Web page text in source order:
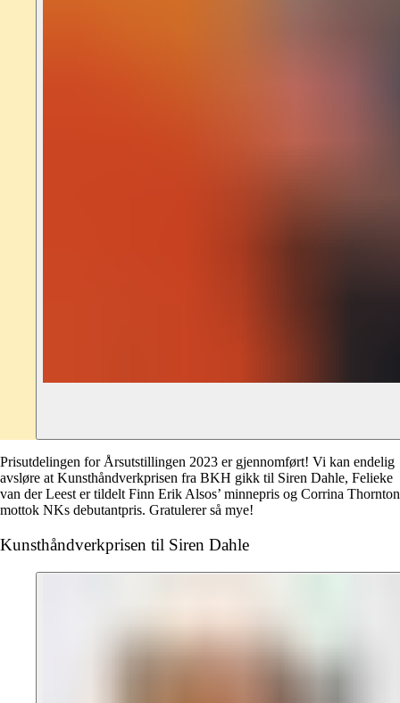
Prisutdelingen for Årsutstillingen 2023 er gjennomført! Vi kan endelig
avsløre at Kunsthåndverkprisen fra BKH gikk til Siren Dahle, Felieke
van der Leest er tildelt Finn Erik Alsos’ minnepris og Corrina Thornton
mottok NKs debutantpris. Gratulerer så mye!
Kunsthåndverkprisen til Siren Dahle